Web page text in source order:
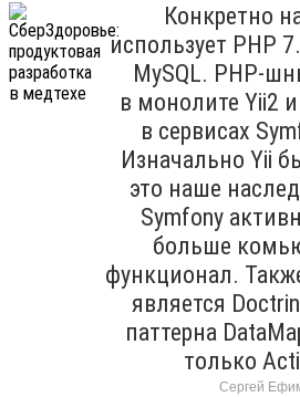
Конкретно
использует PHP
MySQL. PHP-
в монолите Yii2
в сервисах
Изначально Yii
это наше
Symfony
больше
функционал.
является
паттерна
только
Сергей